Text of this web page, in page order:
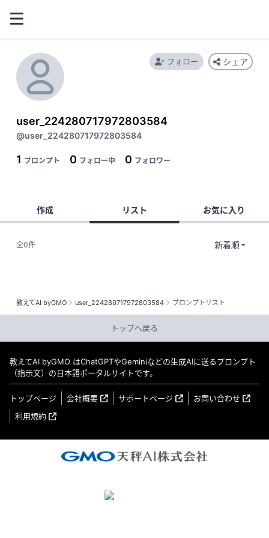
教えてAI byGMO user_224280717972803584 プロンプトリスト
user_224280717972803584
@user_224280717972803584
1 プロンプト 0 フォロー中 0 フォロワー
フォロー シェア
作成 リスト お気に入り
全0件
トップへ戻る
教えてAI byGMO はChatGPTやGeminiなどの生成AIに送るプロンプト
（指示文）の日本語ポータルサイトです。
トップページ 会社概要 サポートページ
お問い合わせ
利用規約